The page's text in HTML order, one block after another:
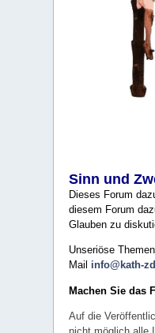
Sinn und
Dieses Forum
diesem Forum
Glauben zu
Unseriöse
Mail info@kath-
Machen Sie das
Auf die